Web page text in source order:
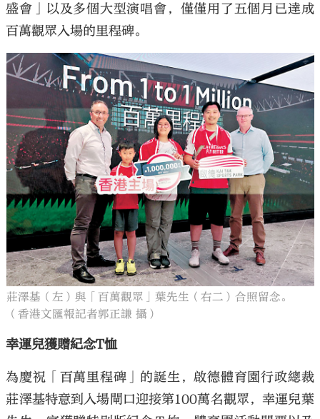
盛會」以及多個大型演唱會，僅僅用了五個月已達成
百萬觀眾入場的里程碑。
莊澤基（左）與「百萬觀眾」葉先生（右二）合照留念。
（香港文匯報記者郭正謙 攝）
幸運兒獲贈紀念T恤
為慶祝「百萬里程碑」的誕生，啟德體育園行政總裁
莊澤基特意到入場閘口迎接第100萬名觀眾，幸運兒葉